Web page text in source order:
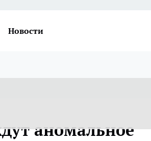
Новости
аномальное